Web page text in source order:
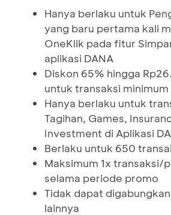
Hanya berlaku untuk
yang baru pertama kali
OneKlik pada fitur
aplikasi DANA
Diskon 65% hingga
untuk transaksi
Hanya berlaku untuk
Tagihan, Games,
Investment di Aplikasi
Berlaku untuk 650
Maksimum 1x transaksi/
selama periode promo
Tidak dapat
lainnya